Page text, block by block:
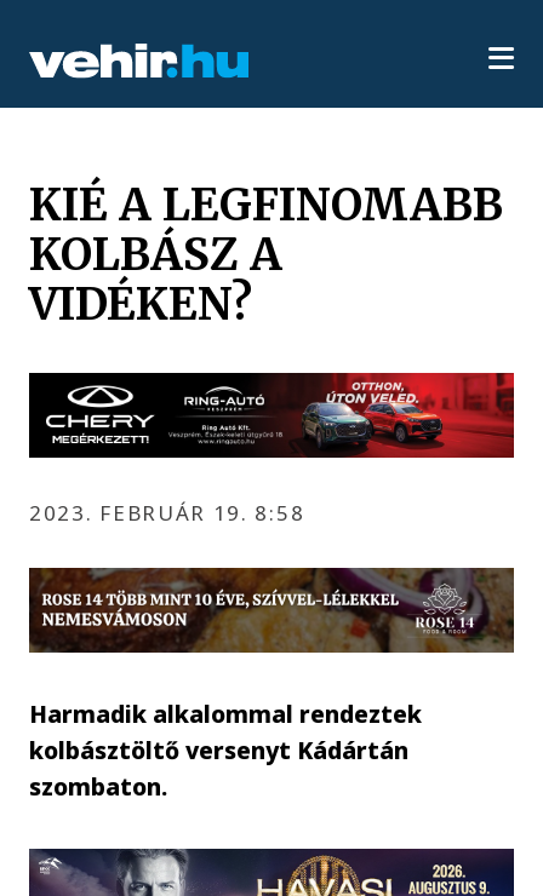
KIÉ A LEGFINOMABB
KOLBÁSZ A
VIDÉKEN?
2023. FEBRUÁR 19. 8:58
Harmadik alkalommal rendeztek
kolbásztöltő versenyt Kádártán
szombaton.